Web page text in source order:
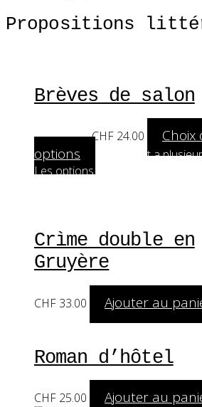
Propositions
Brèves de salon
A partir de:CHF 24.00
Choix
options
Ce produit a
Les options peuvent être choisies
Crìme double en
Gruyère
CHF 33.00 Ajouter au
Roman d’hôtel
CHF 25.00 Ajouter au